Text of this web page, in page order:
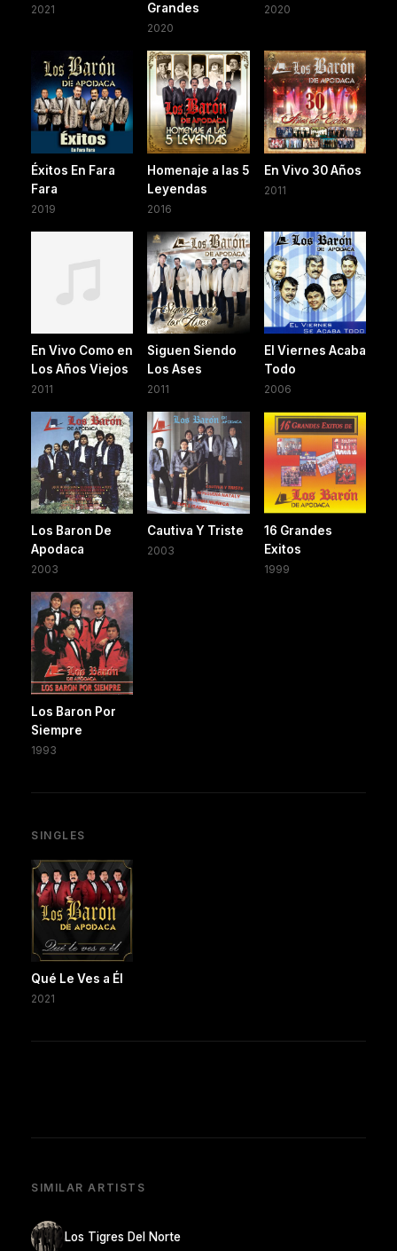
2021
Grandes
2020
2020
Éxitos En Fara
Fara
2019
Homenaje a las 5
Leyendas
2016
En Vivo 30 Años
2011
En Vivo Como en
Los Años Viejos
2011
Siguen Siendo
Los Ases
2011
El Viernes Acaba
Todo
2006
Los Baron De
Apodaca
2003
Cautiva Y Triste
2003
16 Grandes
Exitos
1999
Los Baron Por
Siempre
1993
SINGLES
Qué Le Ves a Él
2021
SIMILAR ARTISTS
Los Tigres Del Norte